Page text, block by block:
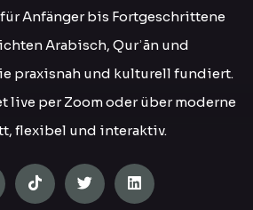
Anfänger bis Fortgeschrittene
Arabisch, Qurʾān und
praxisnah und kulturell fundiert.
live per Zoom oder über moderne
flexibel und interaktiv.